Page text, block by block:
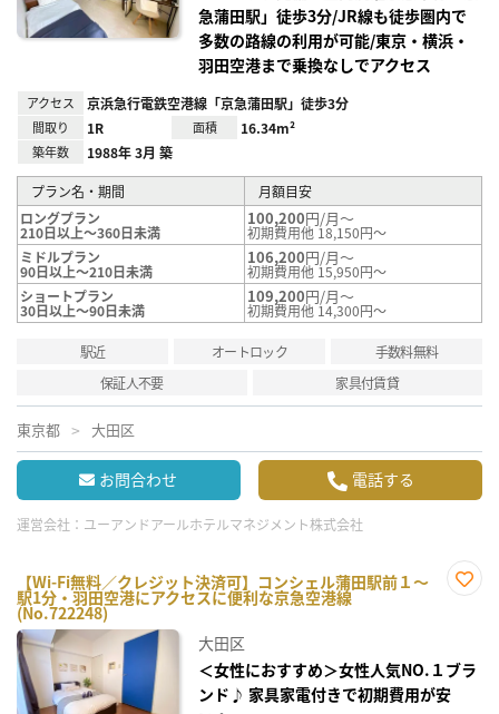
急蒲田駅」徒歩3分/JR線も徒歩圏内で
多数の路線の利用が可能/東京・横浜・
羽田空港まで乗換なしでアクセス
アクセス 京浜急行電鉄空港線「京急蒲田駅」徒歩3分
間取り 1R 面積 16.34m²
築年数 1988年 3月 築
プラン名・期間
月額目安
ロングプラン
210日以上～360日未満
100,200円/月～
初期費用他 18,150円～
ミドルプラン
90日以上～210日未満
106,200円/月～
初期費用他 15,950円～
ショートプラン
30日以上～90日未満
109,200円/月～
初期費用他 14,300円～
駅近 オートロック
手数料無料
保証人不要
家具付賃貸
東京都 大田区
お問合わせ 電話する
運営会社： ユーアンドアールホテルマネジメント株式会社
【Wi-Fi無料／クレジット決済可】コンシェル蒲田駅前１～
駅1分・羽田空港にアクセスに便利な京急空港線
(No.722248)
大田区
＜女性におすすめ＞女性人気NO.１ブラ
ンド♪ 家具家電付きで初期費用が安